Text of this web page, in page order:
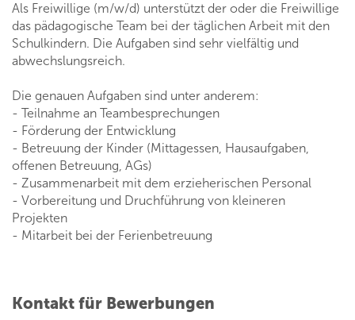
Als Freiwillige (m/w/d) unterstützt der oder die Freiwillige
das pädagogische Team bei der täglichen Arbeit mit den
Schulkindern. Die Aufgaben sind sehr vielfältig und
abwechslungsreich.
Die genauen Aufgaben sind unter anderem:
- Teilnahme an Teambesprechungen
- Förderung der Entwicklung
- Betreuung der Kinder (Mittagessen, Hausaufgaben,
offenen Betreuung, AGs)
- Zusammenarbeit mit dem erzieherischen Personal
- Vorbereitung und Druchführung von kleineren
Projekten
- Mitarbeit bei der Ferienbetreuung
Kontakt für Bewerbungen